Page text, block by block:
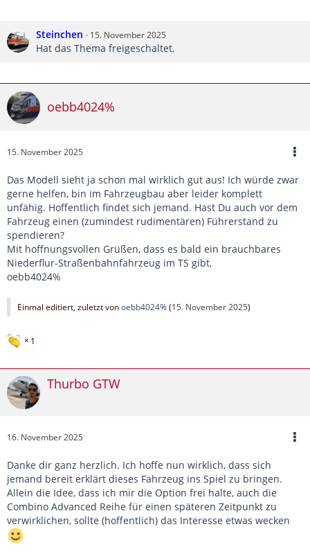
Steinchen 15. November 2025
Hat das Thema freigeschaltet.
oebb4024%
15. November 2025
Das Modell sieht ja schon mal wirklich gut aus! Ich würde zwar
gerne helfen, bin im Fahrzeugbau aber leider komplett
unfähig. Hoffentlich findet sich jemand. Hast Du auch vor dem
Fahrzeug einen (zumindest rudimentären) Führerstand zu
spendieren?
Mit hoffnungsvollen Grüßen, dass es bald ein brauchbares
Niederflur-Straßenbahnfahrzeug im TS gibt,
oebb4024%
Einmal editiert, zuletzt vonoebb4024%(15. November 2025)
1
Thurbo GTW
16. November 2025
Danke dir ganz herzlich. Ich hoffe nun wirklich, dass sich
jemand bereit erklärt dieses Fahrzeug ins Spiel zu bringen.
Allein die Idee, dass ich mir die Option frei halte, auch die
Combino Advanced Reihe für einen späteren Zeitpunkt zu
verwirklichen, sollte (hoffentlich) das Interesse etwas wecken